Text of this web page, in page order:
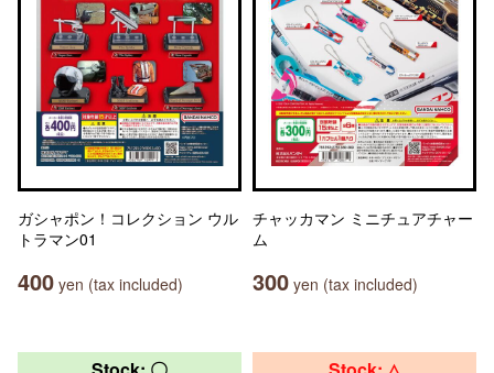
ガシャポン！コレクション ウル
トラマン01
400 yen (tax included)
チャッカマン ミニチュアチャー
ム
300 yen (tax included)